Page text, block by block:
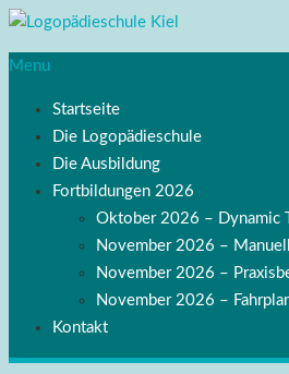
Menu
Startseite
Die Logopädieschule
Die Ausbildung
Fortbildungen 2026
Oktober 2026 – Dynamic
November 2026 –
November 2026 –
November 2026 –
Kontakt